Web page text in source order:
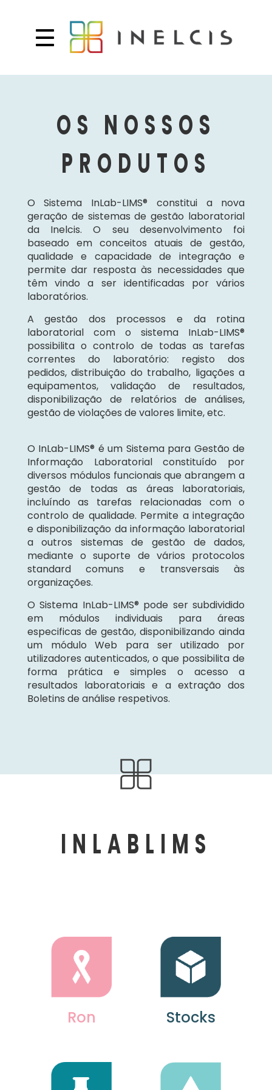
OS NOSSOS
PRODUTOS
O Sistema InLab-LIMS® constitui a nova
geração de sistemas de gestão laboratorial
da Inelcis. O seu desenvolvimento foi
baseado em conceitos atuais de gestão,
qualidade e capacidade de integração e
permite dar resposta às necessidades que
têm vindo a ser identificadas por vários
laboratórios.
A gestão dos processos e da rotina
laboratorial com o sistema InLab-LIMS®
possibilita o controlo de todas as tarefas
correntes do laboratório: registo dos
pedidos, distribuição do trabalho, ligações a
equipamentos, validação de resultados,
disponibilização de relatórios de análises,
gestão de violações de valores limite, etc.
O InLab-LIMS® é um Sistema para Gestão de
Informação Laboratorial constituído por
diversos módulos funcionais que abrangem a
gestão de todas as áreas laboratoriais,
incluíndo as tarefas relacionadas com o
controlo de qualidade. Permite a integração
e disponibilização da informação laboratorial
a outros sistemas de gestão de dados,
mediante o suporte de vários protocolos
standard comuns e transversais às
organizações.
O Sistema InLab-LIMS® pode ser subdividido
em módulos individuais para áreas
especificas de gestão, disponibilizando ainda
um módulo Web para ser utilizado por
utilizadores autenticados, o que possibilita de
forma prática e simples o acesso a
resultados laboratoriais e a extração dos
Boletins de análise respetivos.
INLABLIMS
Ron Stocks